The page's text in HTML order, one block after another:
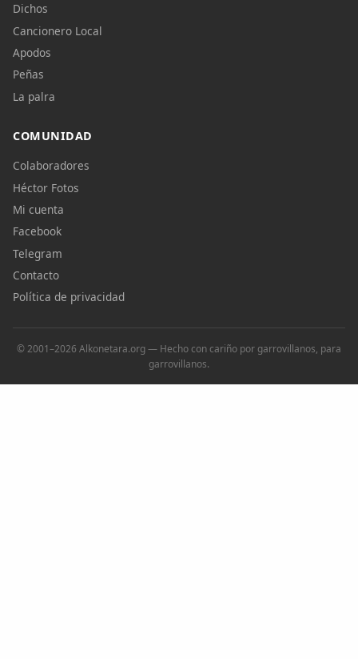
Dichos
Cancionero Local
Apodos
Peñas
La palra
COMUNIDAD
Colaboradores
Héctor Fotos
Mi cuenta
Facebook
Telegram
Contacto
Política de privacidad
© 2001–2026 Alkonetara.org — Hecho con cariño por garrovillanos, para
garrovillanos.